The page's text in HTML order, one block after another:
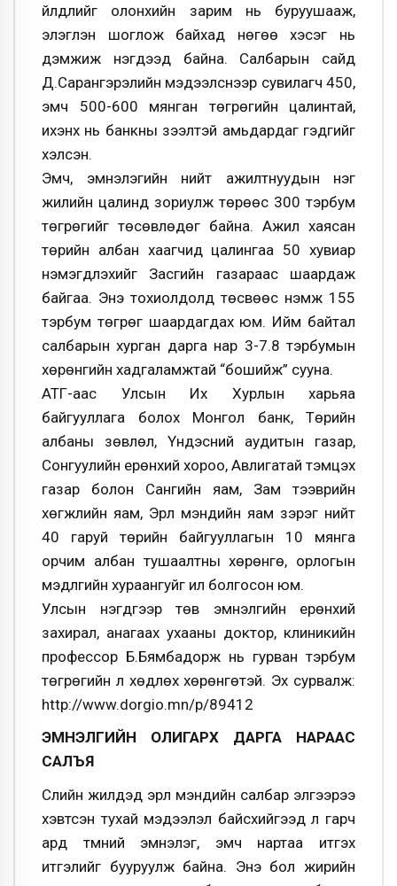
үйлдлийг олонхийн зарим нь буруушааж,
элэглэн шоглож байхад нөгөө хэсэг нь
дэмжиж нэгдээд байна. Салбарын сайд
Д.Сарангэрэлийн мэдээлснээр сувилагч 450,
эмч 500-600 мянган төгрөгийн цалинтай,
ихэнх нь банкны зээлтэй амьдардаг гэдгийг
хэлсэн.
Эмч, эмнэлэгийн нийт ажилтнуудын нэг
жилийн цалинд зориулж төрөөс 300 тэрбум
төгрөгийг төсөвлөдөг байна. Ажил хаясан
төрийн албан хаагчид цалингаа 50 хувиар
нэмэгдүүлэхийг Засгийн газараас шаардаж
байгаа. Энэ тохиолдолд төсвөөс нэмж 155
тэрбум төгрөг шаардагдах юм. Ийм байтал
салбарын хурган дарга нар 3-7.8 тэрбумын
хөрөнгийн хадгаламжтай “бошийж” сууна.
АТГ-аас Улсын Их Хурлын харьяа
байгууллага болох Монгол банк, Төрийн
албаны зөвлөл, Үндэсний аудитын газар,
Сонгуулийн ерөнхий хороо, Авлигатай тэмцэх
газар болон Сангийн яам, Зам тээврийн
хөгжлийн яам, Эрүүл мэндийн яам зэрэг нийт
40 гаруй төрийн байгууллагын 10 мянга
орчим албан тушаалтны хөрөнгө, орлогын
мэдүүлгийн хураангуйг ил болгосон юм.
Улсын нэгдүгээр төв эмнэлгийн ерөнхий
захирал, анагаах ухааны доктор, клиникийн
профессор Б.Бямбадорж нь гурван тэрбум
төгрөгийн үл хөдлөх хөрөнгөтэй. Эх сурвалж:
http://www.dorgio.mn/p/89412
ЭМНЭЛГИЙН ОЛИГАРХ ДАРГА НАРААС
САЛЪЯ
Сүүлийн жилүүдэд эрүүл мэндийн салбар элгээрээ
хэвтсэн тухай мэдээлэл байсхийгээд л гарч
ард түмний эмнэлэг, эмч нартаа итгэх
итгэлийг бууруулж байна. Энэ бол жирийн